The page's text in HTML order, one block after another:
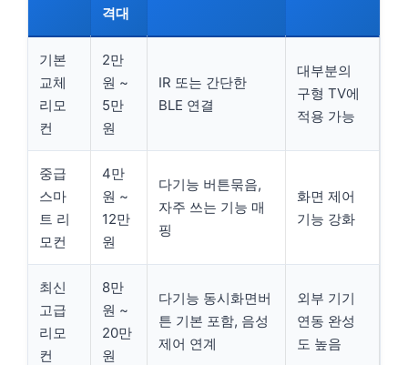
격대
기본
교체
리모
컨
2만
원 ~
5만
원
IR 또는 간단한
BLE 연결
대부분의
구형 TV에
적용 가능
중급
스마
트 리
모컨
4만
원 ~
12만
원
다기능 버튼묶음,
자주 쓰는 기능 매
핑
화면 제어
기능 강화
최신
고급
리모
컨
8만
원 ~
20만
원
다기능 동시화면버
튼 기본 포함, 음성
제어 연계
외부 기기
연동 완성
도 높음